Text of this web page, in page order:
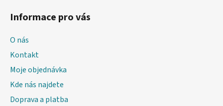
Informace pro vás
O nás
Kontakt
Moje objednávka
Kde nás najdete
Doprava a platba